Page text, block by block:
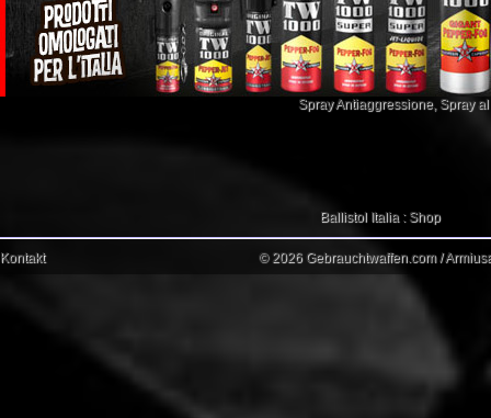
Spray Antiaggressione, Spray
Ballistol Italia : Shop
Kontakt © 2026 Gebrauchtwaffen.com /